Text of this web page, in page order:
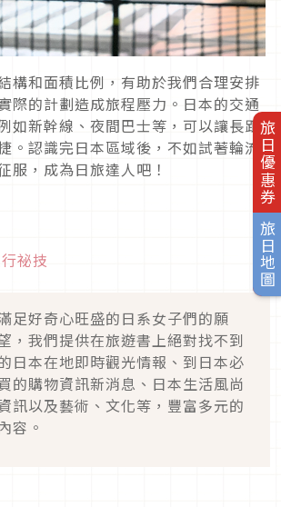
旅日優惠券
旅日地圖
構和面積比例，有助於我們合理安排
際的計劃造成旅程壓力。日本的交通
如新幹線、夜間巴士等，可以讓長距
。認識完日本區域後，不如試著輪流
服，成為日旅達人吧！
祕技
足好奇心旺盛的日系女子們的願
，我們提供在旅遊書上絕對找不到
日本在地即時觀光情報、到日本必
買的購物資訊新消息、日本生活風尚
訊以及藝術、文化等，豐富多元的
內容。